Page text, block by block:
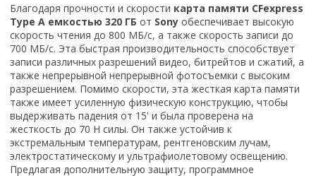
Благодаря прочности и скорости карта памяти CFexpress
Type A емкостью 320 ГБ от Sony обеспечивает высокую
скорость чтения до 800 МБ/с, а также скорость записи до
700 МБ/с. Эта быстрая производительность способствует
записи различных разрешений видео, битрейтов и сжатий, а
также непрерывной непрерывной фотосъемки с высоким
разрешением. Помимо скорости, эта жесткая карта памяти
также имеет усиленную физическую конструкцию, чтобы
выдерживать падения от 15' и была проверена на
жесткость до 70 Н силы. Он также устойчив к
экстремальным температурам, рентгеновским лучам,
электростатическому и ультрафиолетовому освещению.
Предлагая дополнительную защиту, программное